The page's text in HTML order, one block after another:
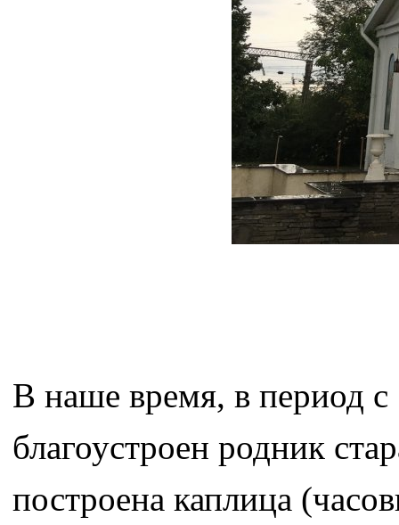
В наше время, в период с
благоустроен родник
построена каплица